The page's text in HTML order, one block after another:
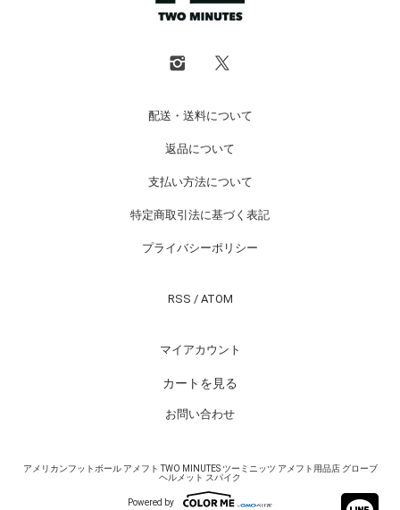
配送・送料について
返品について
支払い方法について
特定商取引法に基づく表記
プライバシーポリシー
RSS / ATOM
マイアカウント
カートを見る
お問い合わせ
アメリカンフットボール アメフト TWO MINUTES ツーミニッツ アメフト用品店 グローブ
ヘルメット スパイク
Powered by